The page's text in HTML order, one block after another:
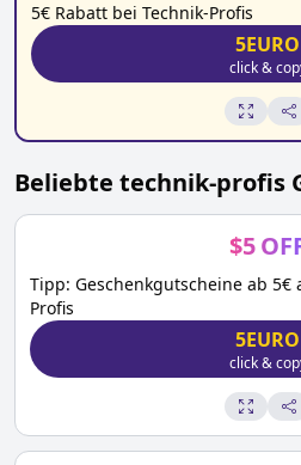
5€ Rabatt bei Technik-Profis
5EURO
click &
Beliebte technik-profis
$5
Tipp: Geschenkgutscheine ab 5€
Profis
5EURO
click &